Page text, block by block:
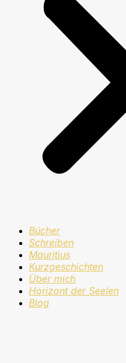
Bücher
Schreiben
Mauritius
Kurzgeschichten
Über mich
Horizont der Seelen
Blog